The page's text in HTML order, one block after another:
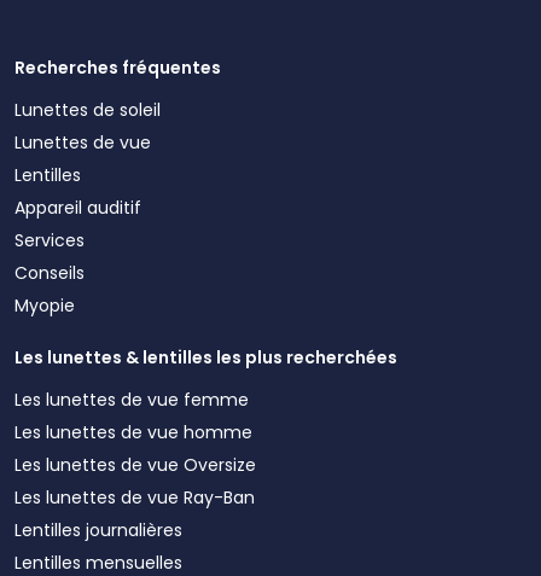
Recherches fréquentes
Lunettes de soleil
Lunettes de vue
Lentilles
Appareil auditif
Services
Conseils
Myopie
Les lunettes & lentilles les plus recherchées
Les lunettes de vue femme
Les lunettes de vue homme
Les lunettes de vue Oversize
Les lunettes de vue Ray-Ban
Lentilles journalières
Lentilles mensuelles